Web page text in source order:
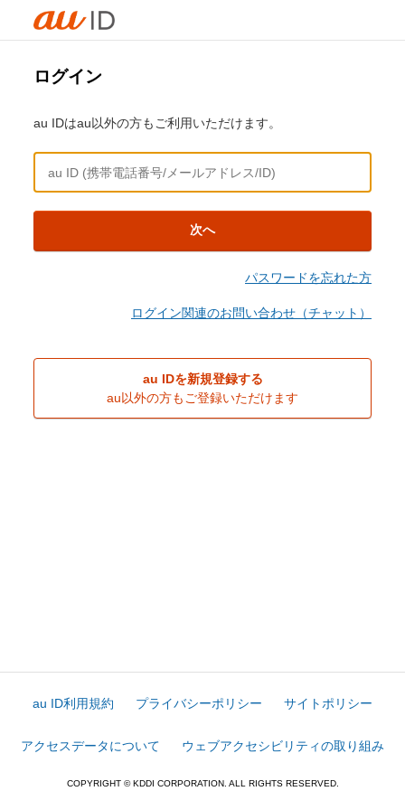
ログイン
au IDはau以外の方もご利用いただけます。
次へ
パスワードを忘れた方
ログイン関連のお問い合わせ（チャット）
au IDを新規登録する
au以外の方もご登録いただけます
au ID利用規約 プライバシーポリシー サイトポリシー
アクセスデータについて ウェブアクセシビリティの取り組み
COPYRIGHT © KDDI CORPORATION. ALL RIGHTS RESERVED.